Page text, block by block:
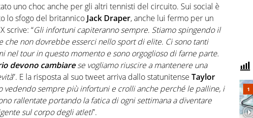
uno choc anche per gli altri tennisti del circuito. Sui social è
lo sfogo del britannico Jack Draper, anche lui fermo per un
scrive: “Gli infortuni capiteranno sempre. Stiamo spingendo il
che non dovrebbe esserci nello sport di elite. Ci sono tanti
nel tour in questo momento e sono orgoglioso di farne parte.
devono cambiarese vogliamo riuscire a mantenere una
”. E la risposta al suo tweet arriva dallo statunitense Taylor
vedendo sempre più infortuni e crolli anche perché le palline, i
rallentate portando la fatica di ogni settimana a diventare
sul corpo degli atleti”.